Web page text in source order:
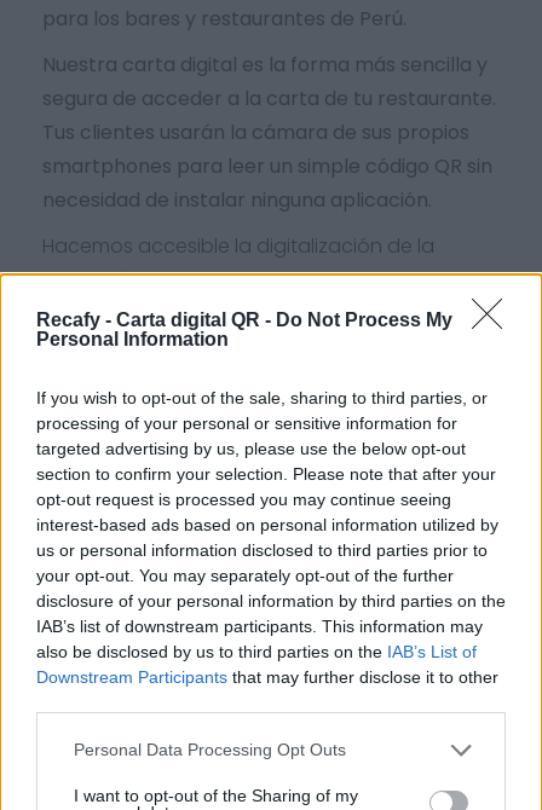
Recafy - Carta digital QR - Do Not Process My
Personal Information
If you wish to opt-out of the sale, sharing to third parties, or
processing of your personal or sensitive information for
targeted advertising by us, please use the below opt-out
section to confirm your selection. Please note that after your
opt-out request is processed you may continue seeing
interest-based ads based on personal information utilized by
us or personal information disclosed to third parties prior to
your opt-out. You may separately opt-out of the further
disclosure of your personal information by third parties on the
IAB’s list of downstream participants. This information may
also be disclosed by us to third parties on the IAB’s List of
Downstream Participants that may further disclose it to other
Please note that this website/app uses one or more Google
not limited to your visit or usage behaviour. You may click to
Personal Data Processing Opt Outs
I want to opt-out of the Sharing of my
para los bares y restaurantes de Perú.
Nuestra carta digital es la forma más sencilla y
segura de acceder a la carta de tu restaurante.
Tus clientes usarán la cámara de sus propios
smartphones para leer un simple código QR sin
necesidad de instalar ninguna aplicación.
Hacemos accesible la digitalización de la
hostelería sin importar el tamaño del negocio. Si
necesitas ayuda o no tienes tiempo, podemos
digitalizar la carta por ti.
Por eso hemos diseñado un sistema capaz de
ayudar a tu negocio a adaptarse a las
circunstancias actuales que nuestro país está
viviendo. Contamos con una carta de servicios
que pueden ayudarte a aminorar las cargas de
trabajo en tu negocio o empresa para que
puedas ofrecer a tus clientes la seguridad y el
apoyo que merecen. Llega la transformación
digital para quedarse. Menú digital QR para el
Pásate a la carta digital QR. Nuestra sistema es